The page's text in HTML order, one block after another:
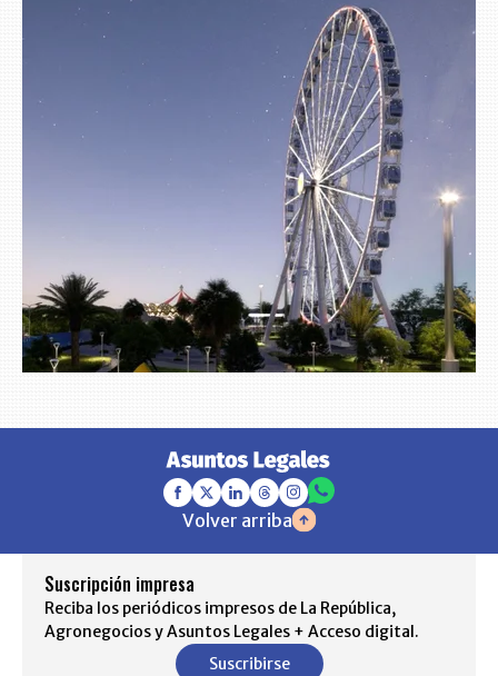
Volver arriba
Suscripción impresa
Reciba los periódicos impresos de La República,
Agronegocios y Asuntos Legales + Acceso digital.
Suscribirse